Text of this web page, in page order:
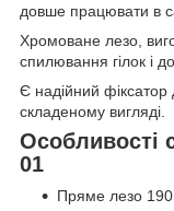
довше працювати в
Хромоване лезо,
спилювання гілок і
Є надійний фіксатор
складеному вигляді.
Особливості
01
Пряме лезо